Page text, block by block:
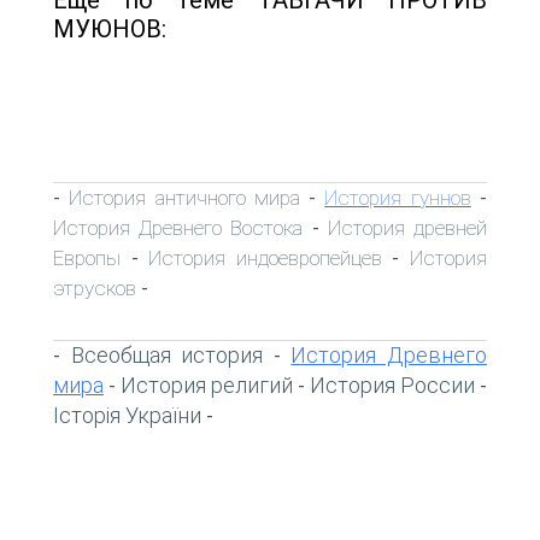
МУЮНОВ:
- История античного мира - История гуннов -
История Древнего Востока - История древней
Европы - История индоевропейцев - История
этрусков -
- Всеобщая история - История Древнего
мира - История религий - История России -
Історія України -